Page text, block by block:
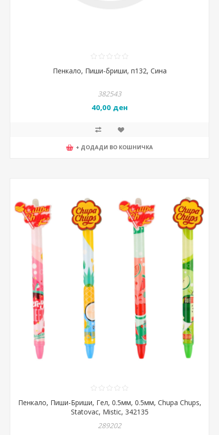
Пенкало, Пиши-бриши, п132, Сина
382543
40,00 ден
+ ДОДАДИ ВО КОШНИЧКА
Пенкало, Пиши-Бриши, Гел, 0.5мм, 0.5мм, Chupa Chups,
Statovac, Mistic, 342135
289202